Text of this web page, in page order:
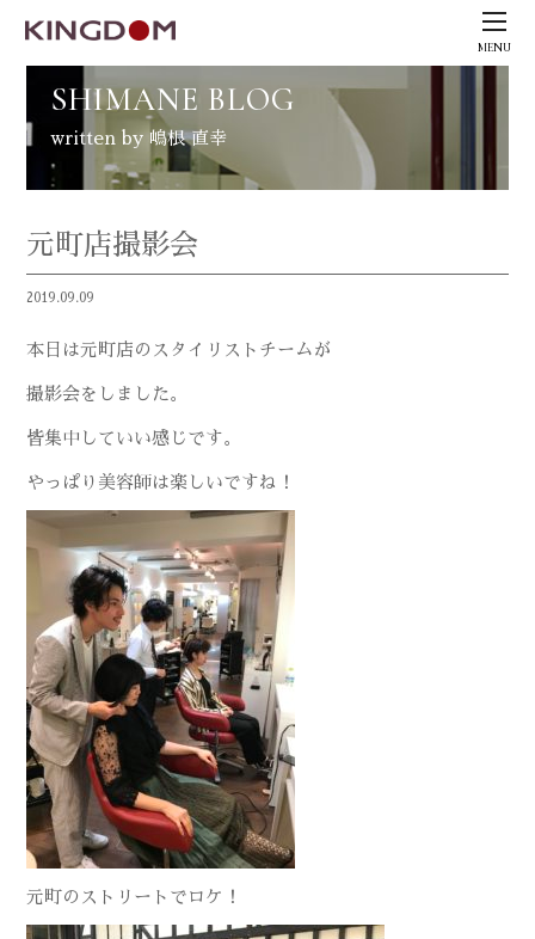
MENU
SHIMANE BLOG
written by 嶋根 直幸
元町店撮影会
2019.09.09
本日は元町店のスタイリストチームが
撮影会をしました。
皆集中していい感じです。
やっぱり美容師は楽しいですね！
元町のストリートでロケ！